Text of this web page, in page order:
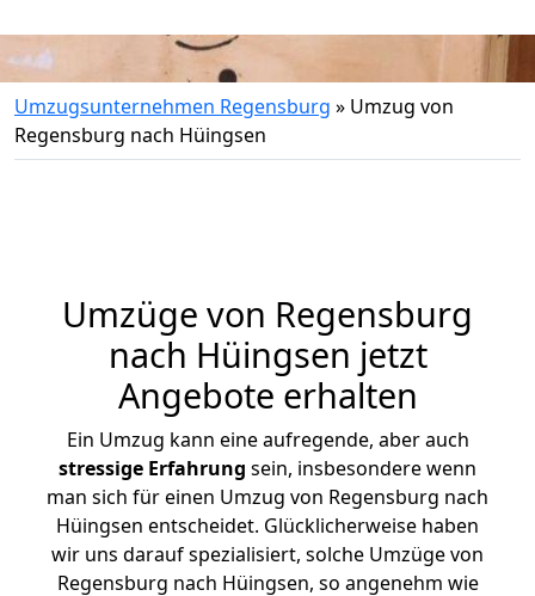
Umzugsunternehmen Regensburg » Umzug von
Regensburg nach Hüingsen
Umzüge von Regensburg
nach Hüingsen jetzt
Angebote erhalten
Ein Umzug kann eine aufregende, aber auch
stressige Erfahrung sein, insbesondere wenn
man sich für einen Umzug von Regensburg nach
Hüingsen entscheidet. Glücklicherweise haben
wir uns darauf spezialisiert, solche Umzüge von
Regensburg nach Hüingsen, so angenehm wie